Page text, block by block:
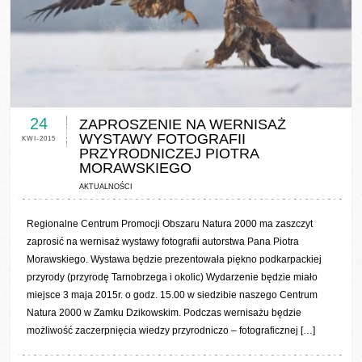
24
KWI-2015
ZAPROSZENIE NA WERNISAŻ
WYSTAWY FOTOGRAFII
PRZYRODNICZEJ PIOTRA
MORAWSKIEGO
AKTUALNOŚCI
Regionalne Centrum Promocji Obszaru Natura 2000 ma zaszczyt
zaprosić na wernisaż wystawy fotografii autorstwa Pana Piotra
Morawskiego. Wystawa będzie prezentowała piękno podkarpackiej
przyrody (przyrodę Tarnobrzega i okolic) Wydarzenie będzie miało
miejsce 3 maja 2015r. o godz. 15.00 w siedzibie naszego Centrum
Natura 2000 w Zamku Dzikowskim. Podczas wernisażu będzie
możliwość zaczerpnięcia wiedzy przyrodniczo – fotograficznej […]